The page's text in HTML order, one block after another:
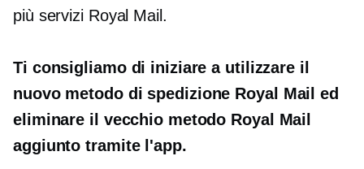
più servizi Royal Mail.
Ti consigliamo di iniziare a utilizzare il
nuovo metodo di spedizione Royal Mail ed
eliminare il vecchio metodo Royal Mail
aggiunto tramite l'app.